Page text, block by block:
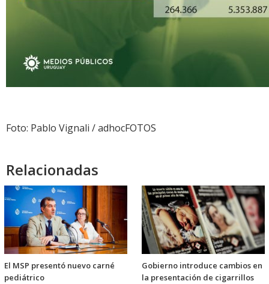
Foto: Pablo Vignali / adhocFOTOS
Relacionadas
El MSP presentó nuevo carné
pediátrico
Gobierno introduce cambios en
la presentación de cigarrillos